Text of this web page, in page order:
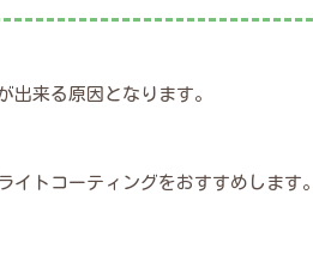
来る原因となります。
トコーティングをおすすめします。